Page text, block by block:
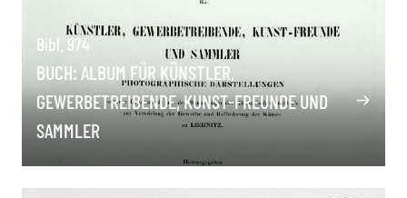
Bibl. 974
BUCH: ALBUM FÜR KÜNSTLER,
GEWERBETREIBENDE, KUNST-FREUNDE UND
SAMMLER